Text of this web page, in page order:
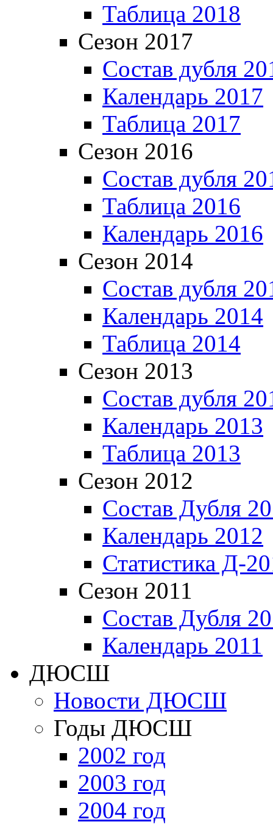
Таблица 2018
Сезон 2017
Состав дубля
Календарь 2017
Таблица 2017
Сезон 2016
Состав дубля
Таблица 2016
Календарь 2016
Сезон 2014
Состав дубля
Календарь 2014
Таблица 2014
Сезон 2013
Состав дубля
Календарь 2013
Таблица 2013
Сезон 2012
Состав Дубля
Календарь 2012
Статистика Д-
Сезон 2011
Состав Дубля
Календарь 2011
ДЮСШ
Новости ДЮСШ
Годы ДЮСШ
2002 год
2003 год
2004 год